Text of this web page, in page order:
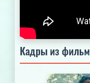
Кадры из